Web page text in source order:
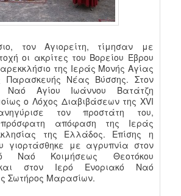
τον Αγιορείτη, τίμησαν με
οι ακρίτες του Βορείου Έβρου
της Ιεράς Μονής Αγίας
Παρασκευής Νέας Βύσσης. Στον
Ναό Αγίου Ιωάννου Βατάτζη
ο Λόχος Διαβιβάσεων της XVI
τον προστάτη του,
απόφαση της Ιεράς
της Ελλάδος. Επίσης η
γιορτάσθηκε με αγρυπνία στον
Ναό Κοιμήσεως Θεοτόκου
και στον Ιερό Ενοριακό Ναό
Σωτήρος Μαρασίων.